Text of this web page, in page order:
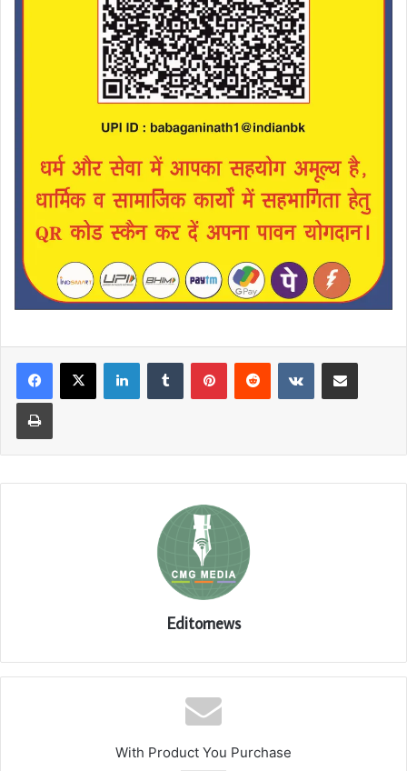
LinkedInTumblr PinterestReddit VKontakteShare via Email
Print
Editornews
With Product You Purchase